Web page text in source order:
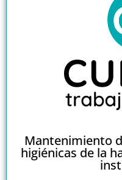
Mantenimiento
higiénicas de la